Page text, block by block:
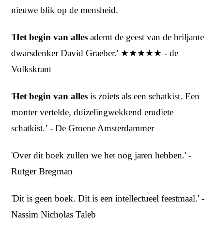
nieuwe blik op de mensheid.
'Het begin van alles ademt de geest van de briljante
dwarsdenker David Graeber.' ★★★★★ - de
Volkskrant
'Het begin van alles is zoiets als een schatkist. Een
monter vertelde, duizelingwekkend erudiete
schatkist.’ - De Groene Amsterdammer
'Over dit boek zullen we het nog jaren hebben.' -
Rutger Bregman
'Dit is geen boek. Dit is een intellectueel feestmaal.' -
Nassim Nicholas Taleb